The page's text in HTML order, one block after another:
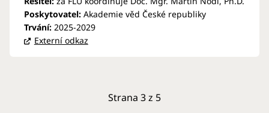
Poskytovatel: Akademie věd České republiky
Trvání: 2025-2029
Externí odkaz
Strana 3 z 5